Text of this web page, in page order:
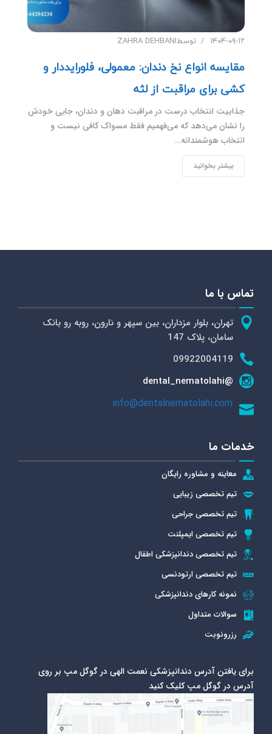
۱۴۰۴-۰۹-۱۲ توسطZAHRA DEHBANI
مقایسه انواع نخ دندان: معمولی، فلورایددار و
کشی برای مراقبت از لثه
جذابیت انتخاب درست در مراقبت دهان و دندان، جایی خودش
را نشان می‌دهد که می‌فهمیم فقط مسواک کافی نیست و
انتخاب هوشمندانه…
بیشتر بخوانید
تماس با ما
تهران، بلوار مزداران، بین سپهر و نارون، روبه رو بانک
سامان، پلاک 147
09922004119
@dental_nematolahi
info@dentalnematolahi.com
خدمات ما
معاینه و مشاوره رایگان
تیم تخصصی زیبایی
تیم تخصصی جراحی
تیم تخصصی ایمپلنت
تیم تخصصی دندانپزشکی اطفال
تیم تخصصی ارتودنسی
نمونه کارهای دندانپزشکی
سوالات متداول
رزرونوبت
برای یافتن آدرس دندانپزشکی نعمت الهی در گوگل مپ بر روی
آدرس در گوگل مپ کلیک کنید